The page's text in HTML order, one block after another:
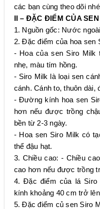
các bạn cùng theo dõi
II – ĐẶC ĐIỂM CỦA
1. Nguồn gốc: Nước
2. Đặc điểm của hoa sen
- Hoa của sen Siro
nhẹ, màu tím hồng.
- Siro Milk là loại sen
cánh. Cánh to, thuôn dài,
- Đường kính hoa sen
hơn nếu được trồng
bền từ 2-3 ngày.
- Hoa sen Siro Milk có
thể đậu hạt.
3. Chiều cao: - Chiều
cao hơn nếu được trồng
4. Đặc điểm của lá
kính khoảng 40 cm trở
5. Đặc điểm củ sen Siro